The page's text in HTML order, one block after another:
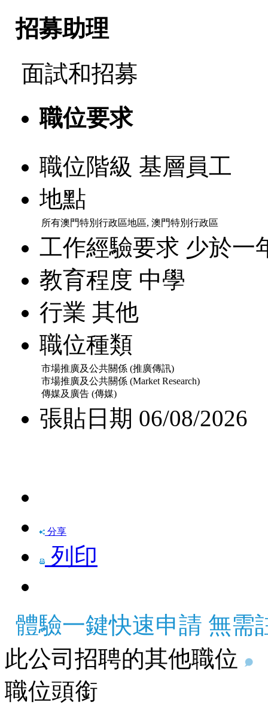
招募助理
面試和招募
職位要求
職位階級 基層員工
地點
所有澳門特別行政區地區, 澳門特別行政區
工作經驗要求 少於一
教育程度 中學
行業 其他
職位種類
市場推廣及公共關係 (推廣傳訊)
市場推廣及公共關係 (Market Research)
傳媒及廣告 (傳媒)
張貼日期 06/08/2026
分享
列印
體驗一鍵快速申請 無需
此公司招聘的其他職位
職位頭銜